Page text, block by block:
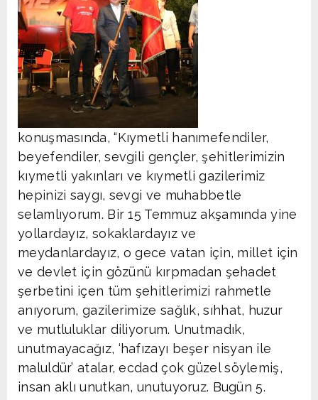
konuşmasında, “Kıymetli hanımefendiler,
beyefendiler, sevgili gençler, şehitlerimizin
kıymetli yakınları ve kıymetli gazilerimiz
hepinizi saygı, sevgi ve muhabbetle
selamlıyorum. Bir 15 Temmuz akşamında yine
yollardayız, sokaklardayız ve
meydanlardayız, o gece vatan için, millet için
ve devlet için gözünü kırpmadan şehadet
şerbetini içen tüm şehitlerimizi rahmetle
anıyorum, gazilerimize sağlık, sıhhat, huzur
ve mutluluklar diliyorum. Unutmadık,
unutmayacağız, ‘hafızayı beşer nisyan ile
maluldür’ atalar, ecdad çok güzel söylemiş,
insan aklı unutkan, unutuyoruz. Bugün 5.